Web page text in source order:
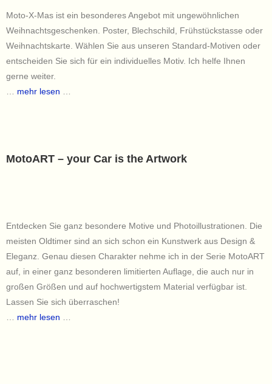
Moto-X-Mas ist ein besonderes Angebot mit ungewöhnlichen
Weihnachtsgeschenken. Poster, Blechschild, Frühstückstasse oder
Weihnachtskarte. Wählen Sie aus unseren Standard-Motiven oder
entscheiden Sie sich für ein individuelles Motiv. Ich helfe Ihnen
gerne weiter.
mehr lesen
MotoART – your Car is the Artwork
Entdecken Sie ganz besondere Motive und Photoillustrationen. Die
meisten Oldtimer sind an sich schon ein Kunstwerk aus Design &
Eleganz. Genau diesen Charakter nehme ich in der Serie MotoART
auf, in einer ganz besonderen limitierten Auflage, die auch nur in
großen Größen und auf hochwertigstem Material verfügbar ist.
Lassen Sie sich überraschen!
mehr lesen